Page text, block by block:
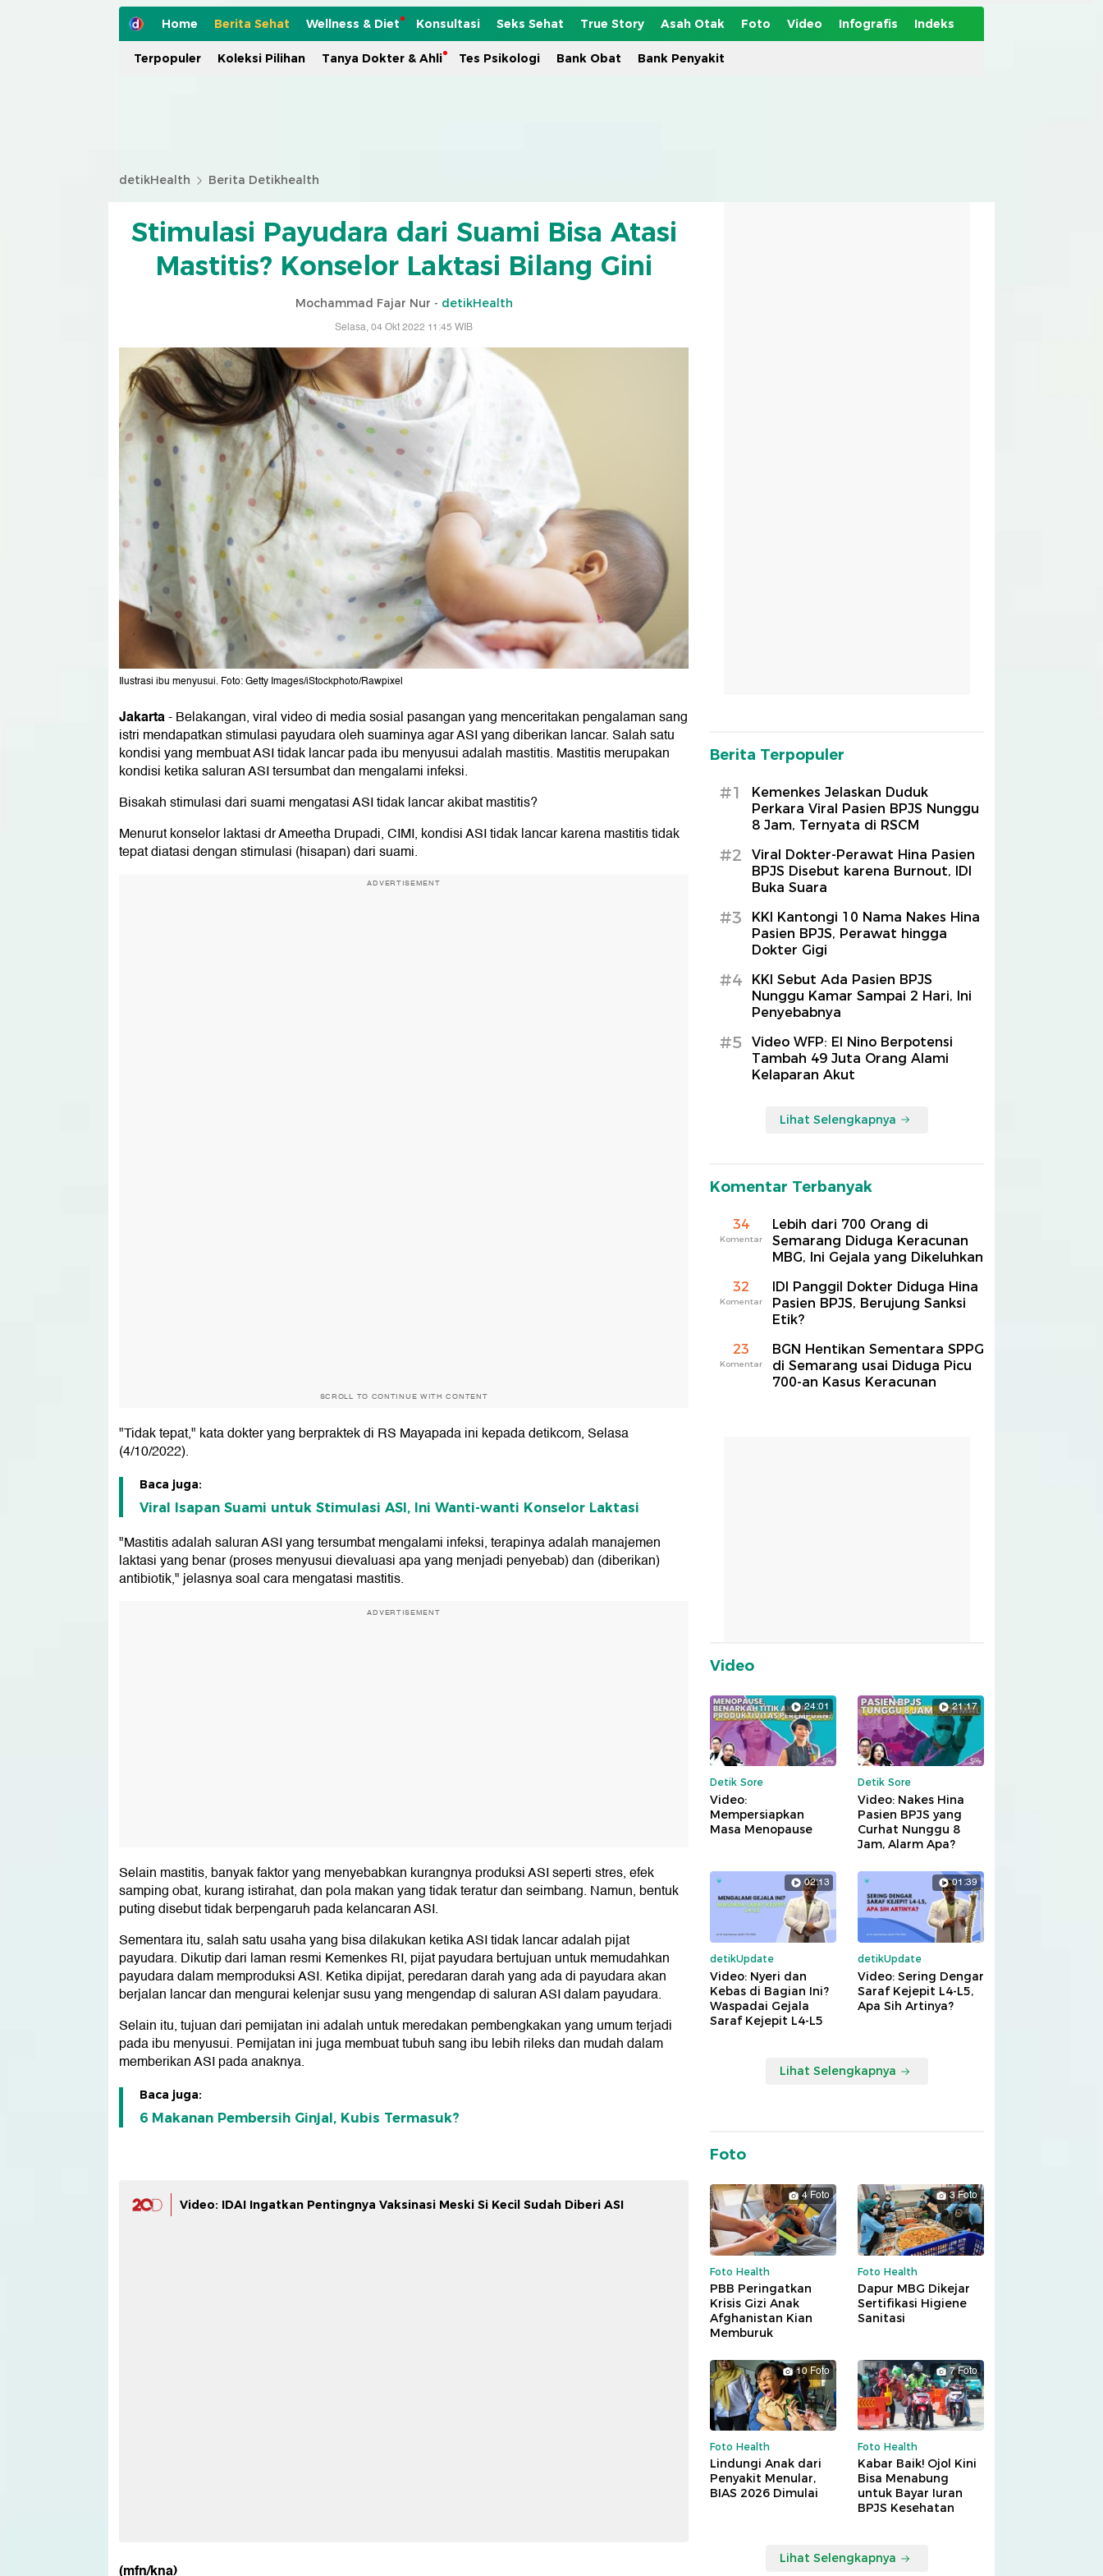
Home Berita Sehat Wellness & Diet Konsultasi Seks Sehat True Story Asah Otak Foto Video Infografis Indeks
Terpopuler Koleksi Pilihan Tanya Dokter & Ahli Tes Psikologi Bank Obat Bank Penyakit
detikHealth Berita Detikhealth
Stimulasi Payudara dari Suami Bisa Atasi
Mastitis? Konselor Laktasi Bilang Gini
Mochammad Fajar Nur - detikHealth
Selasa, 04 Okt 2022 11:45 WIB
Ilustrasi ibu menyusui. Foto: Getty Images/iStockphoto/Rawpixel
Jakarta-Belakangan, viral video di media sosial pasangan yang menceritakan pengalaman sang
istri mendapatkan stimulasi payudara oleh suaminya agar ASI yang diberikan lancar. Salah satu
kondisi yang membuat ASI tidak lancar pada ibu menyusui adalah mastitis. Mastitis merupakan
kondisi ketika saluran ASI tersumbat dan mengalami infeksi.
Bisakah stimulasi dari suami mengatasi ASI tidak lancar akibat mastitis?
Menurut konselor laktasi dr Ameetha Drupadi, CIMI, kondisi ASI tidak lancar karena mastitis tidak
tepat diatasi dengan stimulasi (hisapan) dari suami.
ADVERTISEMENT
SCROLL TO CONTINUE WITH CONTENT
"Tidak tepat," kata dokter yang berpraktek di RS Mayapada ini kepada detikcom, Selasa
(4/10/2022).
Baca juga:
Viral Isapan Suami untuk Stimulasi ASI, Ini Wanti-wanti Konselor Laktasi
"Mastitis adalah saluran ASI yang tersumbat mengalami infeksi, terapinya adalah manajemen
laktasi yang benar (proses menyusui dievaluasi apa yang menjadi penyebab) dan (diberikan)
antibiotik," jelasnya soal cara mengatasi mastitis.
ADVERTISEMENT
Selain mastitis, banyak faktor yang menyebabkan kurangnya produksi ASI seperti stres, efek
samping obat, kurang istirahat, dan pola makan yang tidak teratur dan seimbang. Namun, bentuk
puting disebut tidak berpengaruh pada kelancaran ASI.
Sementara itu, salah satu usaha yang bisa dilakukan ketika ASI tidak lancar adalah pijat
payudara. Dikutip dari laman resmi Kemenkes RI, pijat payudara bertujuan untuk memudahkan
payudara dalam memproduksi ASI. Ketika dipijat, peredaran darah yang ada di payudara akan
berjalan lancar dan mengurai kelenjar susu yang mengendap di saluran ASI dalam payudara.
Selain itu, tujuan dari pemijatan ini adalah untuk meredakan pembengkakan yang umum terjadi
pada ibu menyusui. Pemijatan ini juga membuat tubuh sang ibu lebih rileks dan mudah dalam
memberikan ASI pada anaknya.
Baca juga:
6 Makanan Pembersih Ginjal, Kubis Termasuk?
Video: IDAI Ingatkan Pentingnya Vaksinasi Meski Si Kecil Sudah Diberi ASI
(mfn/kna)
Berita Terpopuler
#1
Kemenkes Jelaskan Duduk
Perkara Viral Pasien BPJS Nunggu
8 Jam, Ternyata di RSCM
#2
Viral Dokter-Perawat Hina Pasien
BPJS Disebut karena Burnout, IDI
Buka Suara
#3
KKI Kantongi 10 Nama Nakes Hina
Pasien BPJS, Perawat hingga
Dokter Gigi
#4
KKI Sebut Ada Pasien BPJS
Nunggu Kamar Sampai 2 Hari, Ini
Penyebabnya
#5
Video WFP: El Nino Berpotensi
Tambah 49 Juta Orang Alami
Kelaparan Akut
Lihat Selengkapnya
Komentar Terbanyak
34
Komentar
Lebih dari 700 Orang di
Semarang Diduga Keracunan
MBG, Ini Gejala yang Dikeluhkan
32
Komentar
IDI Panggil Dokter Diduga Hina
Pasien BPJS, Berujung Sanksi
Etik?
23
Komentar
BGN Hentikan Sementara SPPG
di Semarang usai Diduga Picu
700-an Kasus Keracunan
Video
24:01
Detik Sore
Video:
Mempersiapkan
Masa Menopause
21:17
Detik Sore
Video: Nakes Hina
Pasien BPJS yang
Curhat Nunggu 8
Jam, Alarm Apa?
02:13
detikUpdate
Video: Nyeri dan
Kebas di Bagian Ini?
Waspadai Gejala
Saraf Kejepit L4-L5
01:39
detikUpdate
Video: Sering Dengar
Saraf Kejepit L4-L5,
Apa Sih Artinya?
Lihat Selengkapnya
Foto
4 Foto
Foto Health
PBB Peringatkan
Krisis Gizi Anak
Afghanistan Kian
Memburuk
3 Foto
Foto Health
Dapur MBG Dikejar
Sertifikasi Higiene
Sanitasi
10 Foto
Foto Health
Lindungi Anak dari
Penyakit Menular,
BIAS 2026 Dimulai
7 Foto
Foto Health
Kabar Baik! Ojol Kini
Bisa Menabung
untuk Bayar Iuran
BPJS Kesehatan
Lihat Selengkapnya